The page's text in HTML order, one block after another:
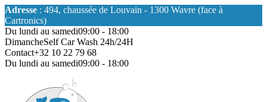
Adresse : 494, chaussée de Louvain - 1300 Wavre (face à
Cartronics)
Du lundi au samedi09:00 - 18:00
DimancheSelf Car Wash 24h/24H
Contact+32 10 22 79 68
Du lundi au samedi09:00 - 18:00